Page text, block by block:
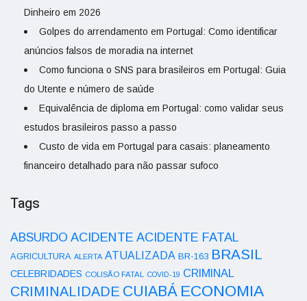
Dinheiro em 2026
Golpes do arrendamento em Portugal: Como identificar
anúncios falsos de moradia na internet
Como funciona o SNS para brasileiros em Portugal: Guia
do Utente e número de saúde
Equivalência de diploma em Portugal: como validar seus
estudos brasileiros passo a passo
Custo de vida em Portugal para casais: planeamento
financeiro detalhado para não passar sufoco
Tags
ABSURDO ACIDENTE ACIDENTE FATAL
AGRICULTURA ALERTA ATUALIZADA BR-163 BRASIL
CELEBRIDADES COLISÃO FATAL COVID-19 CRIMINAL
CRIMINALIDADE CUIABÁ ECONOMIA